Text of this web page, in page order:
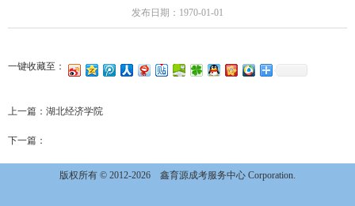
发布日期：1970-01-01
一键收藏至：
上一篇： 湖北经济学院
下一篇：
版权所有 © 2012-2026 鑫育源成考服务中心 Corporation.